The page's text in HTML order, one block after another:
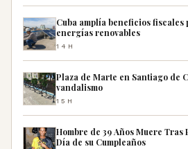
Cuba amplía beneficios fiscales
energías renovables
14H
Plaza de Marte en Santiago de
vandalismo
15H
Hombre de 39 Años Muere Tras
Día de su Cumpleaños